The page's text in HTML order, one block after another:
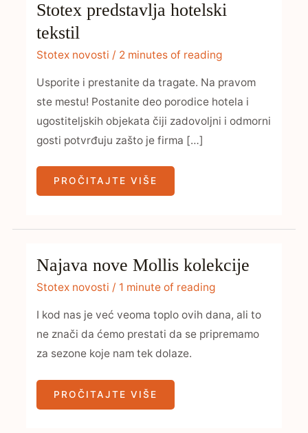
Stotex predstavlja hotelski
tekstil
Stotex novosti / 2 minutes of reading
Usporite i prestanite da tragate. Na pravom
ste mestu! Postanite deo porodice hotela i
ugostiteljskih objekata čiji zadovoljni i odmorni
gosti potvrđuju zašto je firma […]
PROČITAJTE VIŠE
Najava nove Mollis kolekcije
Stotex novosti / 1 minute of reading
I kod nas je već veoma toplo ovih dana, ali to
ne znači da ćemo prestati da se pripremamo
za sezone koje nam tek dolaze.
NAJAVA
NOVE
MOLLIS
KOLEKCIJE
PROČITAJTE VIŠE